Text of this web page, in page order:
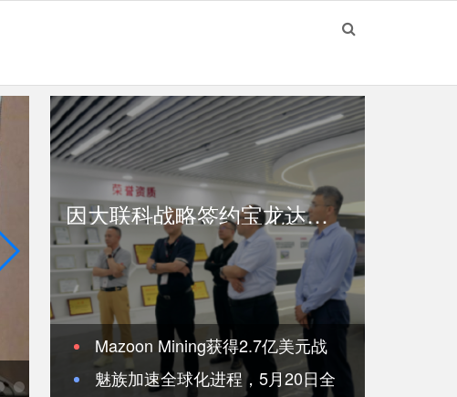
伽利略X波段二维相控阵雷达震撼发布 重新定义安
因大联科战略签约宝龙达集团，百亿级产业带布局武汉东西湖
Mazoon Mining获得2.7亿美元战
略融资，并签署阿曼最大铜精矿项目
魅族加速全球化进程，5月20日全